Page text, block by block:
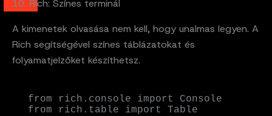
10. Rich: Színes terminál
A kimenetek olvasása nem kell, hogy unalmas legyen. A
Rich segítségével színes táblázatokat és
folyamatjelzőket készíthetsz.
from rich.console import Console
from rich.table import Table